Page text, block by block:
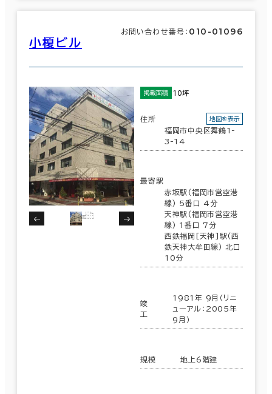
小榎ビル
お問い合わせ番号： 010-01096
掲載面積 10坪
住所
福岡市中央区舞鶴1-
3-14
地図を表示
最寄駅
赤坂駅(福岡市営空港
線) 5番口 4分
天神駅(福岡市営空港
線) 1番口 7分
西鉄福岡[天神]駅(西
鉄天神大牟田線) 北口
10分
竣
工
1981年 9月（リニ
ューアル：2005年
9月）
規模 地上6階建